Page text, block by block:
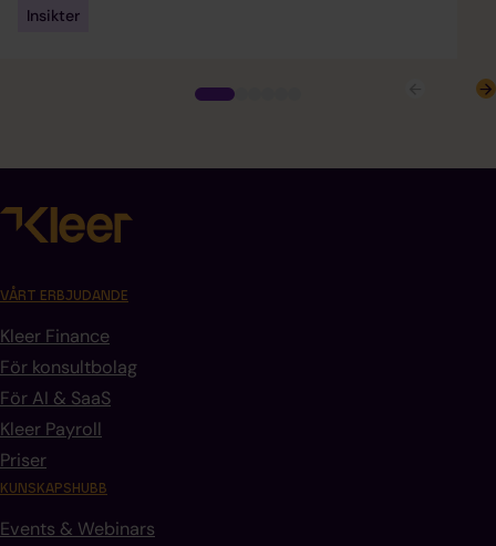
Insikter
VÅRT ERBJUDANDE
Kleer Finance
För konsultbolag
För AI & SaaS
Kleer Payroll
Priser
KUNSKAPSHUBB
Events & Webinars